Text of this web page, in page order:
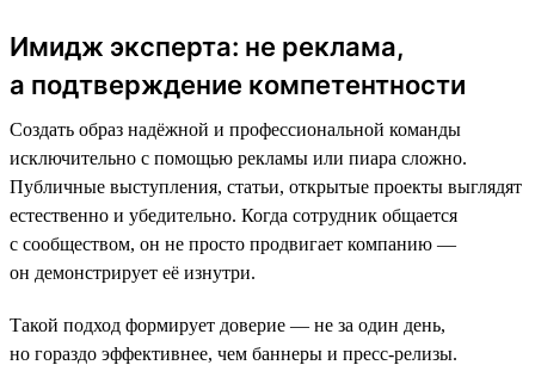
Имидж эксперта: не реклама,
а подтверждение компетентности
Создать образ надёжной и профессиональной команды
исключительно с помощью рекламы или пиара сложно.
Публичные выступления, статьи, открытые проекты выглядят
естественно и убедительно. Когда сотрудник общается
с сообществом, он не просто продвигает компанию —
он демонстрирует её изнутри.
Такой подход формирует доверие — не за один день,
но гораздо эффективнее, чем баннеры и пресс-релизы.